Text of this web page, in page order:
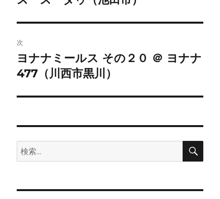
ビ
ゲ
ー
シ
次
次
の
稿:
ヨナナミールス その２０ ＠ ヨナナ
477（川西市黒川）
検
索:
検